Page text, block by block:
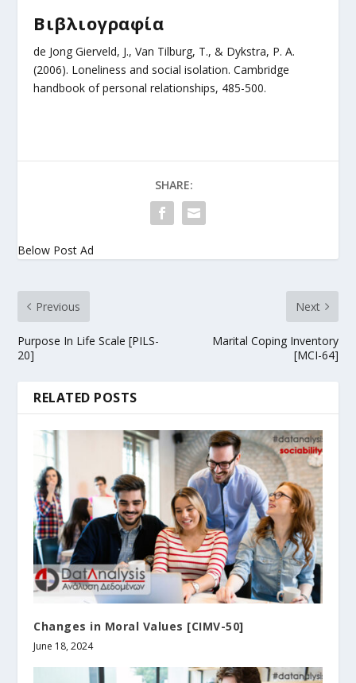
Βιβλιογραφία
de Jong Gierveld, J., Van Tilburg, T., & Dykstra, P. A.
(2006). Loneliness and social isolation. Cambridge
handbook of personal relationships, 485-500.
SHARE:
Below Post Ad
Previous
Purpose In Life Scale [PILS-
20]
Next
Marital Coping Inventory
[MCI-64]
RELATED POSTS
Changes in Moral Values [CIMV-50]
June 18, 2024